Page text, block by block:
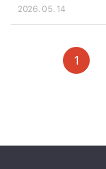
2026. 05. 14
1